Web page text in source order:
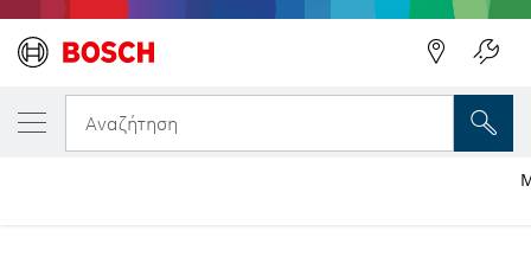
Αναζήτηση
Η ΕΠΙΛΕΓΜΈΝΗ ΠΑΡΑΛΛΑΓΉ ΣΑΣ
Πριονόδισκος Best for Laminate